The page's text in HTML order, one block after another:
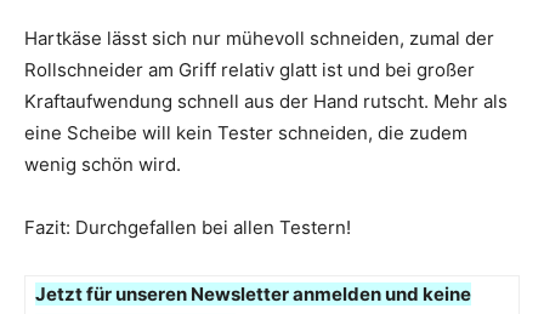
Hartkäse lässt sich nur mühevoll schneiden, zumal der
Rollschneider am Griff relativ glatt ist und bei großer
Kraftaufwendung schnell aus der Hand rutscht. Mehr als
eine Scheibe will kein Tester schneiden, die zudem
wenig schön wird.
Fazit: Durchgefallen bei allen Testern!
Jetzt für unseren Newsletter anmelden und keine